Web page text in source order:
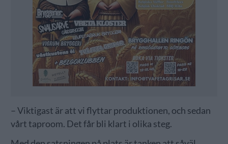
– Viktigast är att vi flyttar produktionen, och sedan
vårt taproom. Det får bli klart i olika steg.